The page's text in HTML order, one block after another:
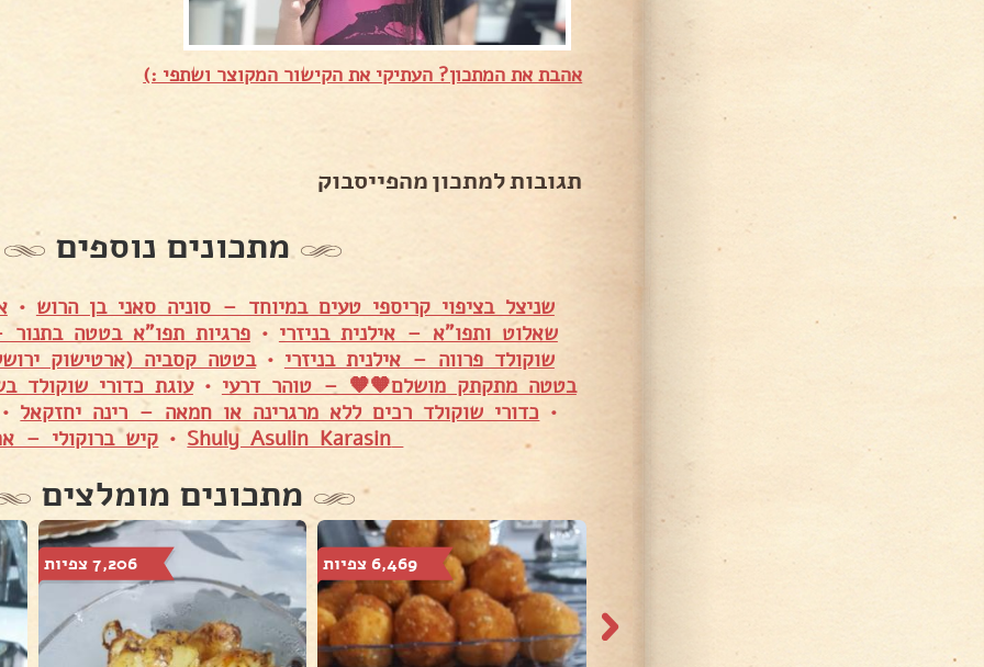
אהבת את המתכון? העתיקי את הקישור המקוצר ושתפי :)
תגובות למתכון מהפייסבוק
מתכונים נוספים
שניצל בציפוי קריספי טעים במיוחד – סוניה סאני בן הרוש •
שאלוט ותפו"א – אילנית בניזרי •פרגיות תפו"א בטטה בתנור
שוקולד פרווה – אילנית בניזרי •בטטה קסביה (ארטישוק
בטטה מתקתק מושלם🧡🧡 – טוהר דרעי •עוגת כדורי שוקולד
• כדורי שוקולד רכים ללא מרגרינה או חמאה – רינה יחזקאל
• קיש ברוקולי –
מתכונים מומלצים
6,469 צפיות 7,206 צפיות